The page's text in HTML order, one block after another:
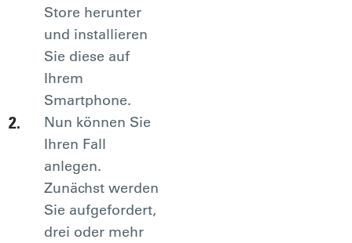
Store herunter
und installieren
Sie diese auf
Ihrem
Smartphone.
Nun können Sie
Ihren Fall
anlegen.
Zunächst werden
Sie aufgefordert,
drei oder mehr